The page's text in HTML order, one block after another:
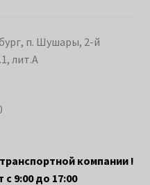
п. Шушары, 2-й
лит.А
компании !
9:00 до 17:00